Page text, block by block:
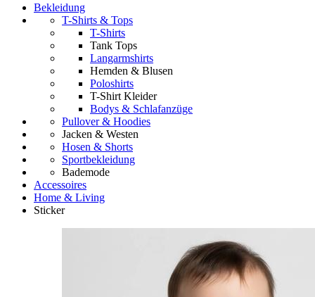
Bekleidung
T-Shirts & Tops
T-Shirts
Tank Tops
Langarmshirts
Hemden & Blusen
Poloshirts
T-Shirt Kleider
Bodys & Schlafanzüge
Pullover & Hoodies
Jacken & Westen
Hosen & Shorts
Sportbekleidung
Bademode
Accessoires
Home & Living
Sticker